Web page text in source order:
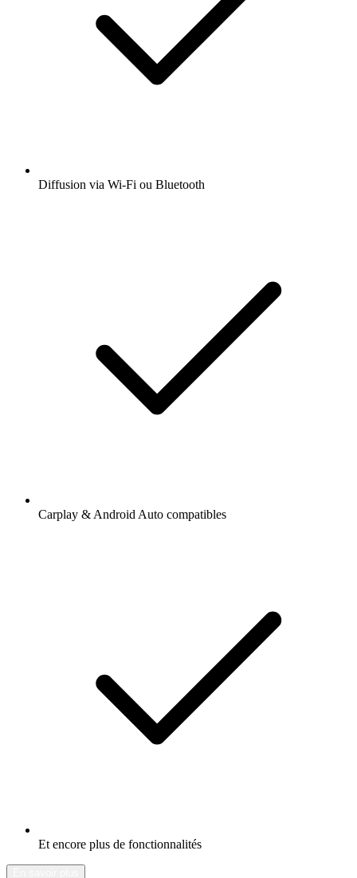
Diffusion via Wi-Fi ou Bluetooth
Carplay & Android Auto compatibles
Et encore plus de fonctionnalités